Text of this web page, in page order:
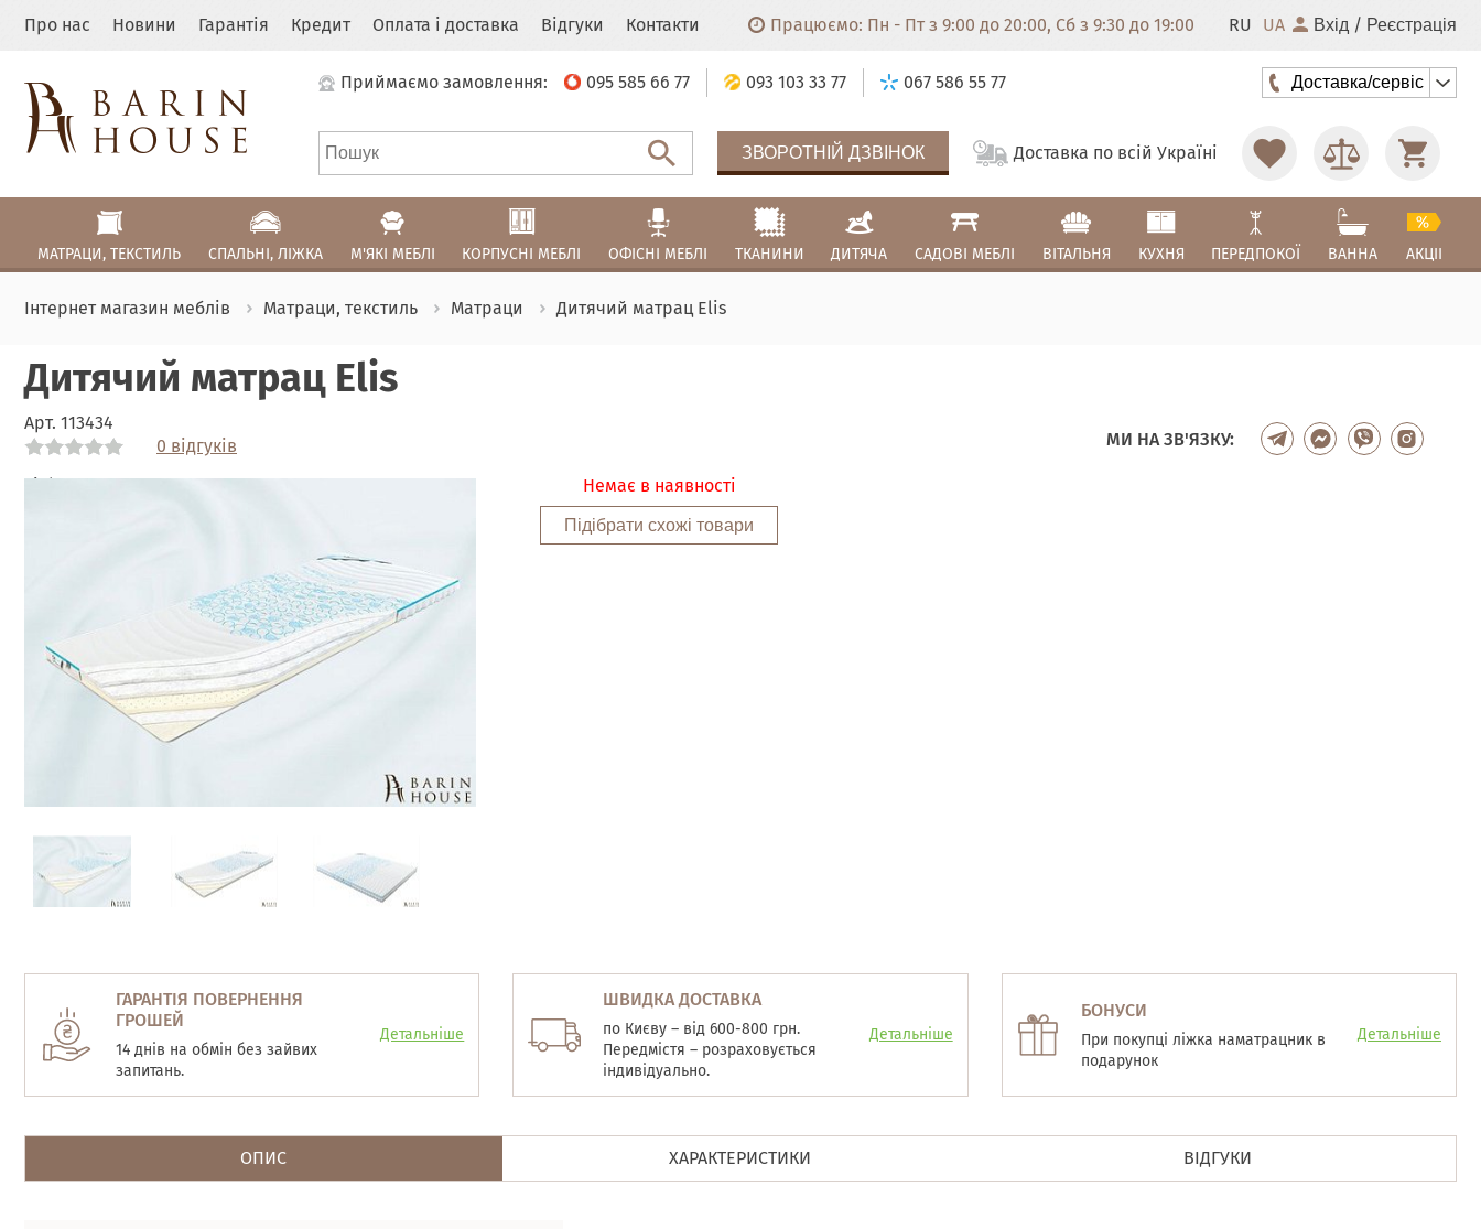
Про нас Новини Гарантія Кредит Оплата і доставка Відгуки Контакти Працюємо: Пн - Пт з 9:00 до 20:00, Сб з 9:30 до 19:00 RU UA Вхід / Реєстрація
Приймаємо замовлення: 095 585 66 77 093 103 33 77 067 586 55 77 Доставка/сервіс
ЗВОРОТНІЙ ДЗВІНОК Доставка по всій Україні
МАТРАЦИ, ТЕКСТИЛЬ СПАЛЬНІ, ЛІЖКА М'ЯКІ МЕБЛІ КОРПУСНІ МЕБЛІ ОФІСНІ МЕБЛІ ТКАНИНИ ДИТЯЧА САДОВІ МЕБЛІ ВІТАЛЬНЯ КУХНЯ ПЕРЕДПОКОЇ ВАННА АКЦІІ
Інтернет магазин меблів Матраци, текстиль Матраци Дитячий матрац Elis
Дитячий матрац Elis
Арт. 113434
0 відгуків
Link
Link
Link Немає в наявності
Підібрати схожі товари
МИ НА ЗВ'ЯЗКУ:
ГАРАНТІЯ ПОВЕРНЕННЯ
ГРОШЕЙ
14 днів на обмін без зайвих
запитань.
Детальніше
ШВИДКА ДОСТАВКА
по Києву – від 600-800 грн.
Передмістя – розраховується
індивідуально.
Детальніше
БОНУСИ
При покупці ліжка наматрацник в
подарунок
Детальніше
ОПИС ХАРАКТЕРИСТИКИ ВІДГУКИ